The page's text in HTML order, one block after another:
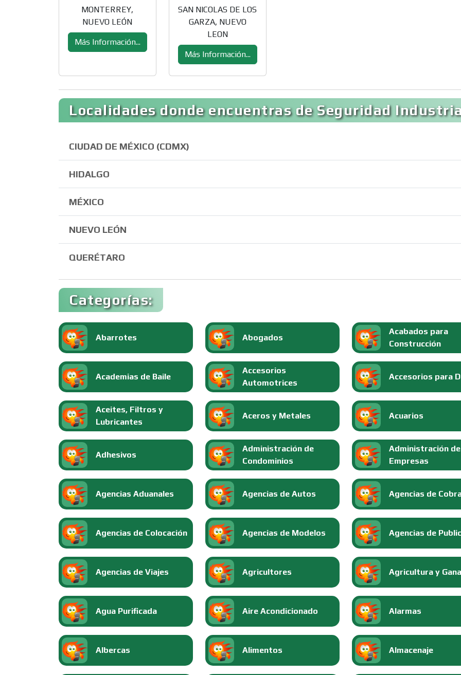
MONTERREY,
NUEVO LEÓN
Más Información...
SAN NICOLAS DE LOS
GARZA, NUEVO
LEON
Más Información...
Localidades donde encuentras de Seguridad
CIUDAD DE MÉXICO (CDMX)
HIDALGO
MÉXICO
NUEVO LEÓN
QUERÉTARO
Categorías:
Abarrotes Abogados
Acabados para
Construcción
Academias de Baile
Accesorios
Automotrices
Accesorios para
Aceites, Filtros y
Lubricantes
Aceros y Metales Acuarios
Adhesivos
Administración de
Condominios
Administración de
Empresas
Agencias Aduanales Agencias de Autos Agencias de
Agencias de Colocación Agencias de Modelos Agencias de
Agencias de Viajes Agricultores Agricultura y
Agua Purificada Aire Acondicionado Alarmas
Albercas Alimentos Almacenaje